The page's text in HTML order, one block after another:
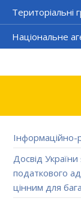
Територіальні
Національне
Інформаційно-
Досвід
податкового
цінним для